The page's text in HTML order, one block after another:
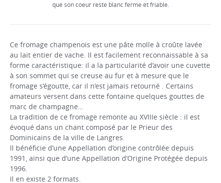
que son coeur reste blanc ferme et friable.
Ce fromage champenois est une pâte molle à croûte lavée
au lait entier de vache. Il est facilement reconnaissable à sa
forme caractéristique: il a la particularité d’avoir une cuvette
à son sommet qui se creuse au fur et à mesure que le
fromage s’égoutte, car il n’est jamais retourné . Certains
amateurs versent dans cette fontaine quelques gouttes de
marc de champagne…
La tradition de ce fromage remonte au XVIIIe siècle : il est
évoqué dans un chant composé par le Prieur des
Dominicains de la ville de Langres.
Il bénéficie d’une Appellation d’origine contrôlée depuis
1991, ainsi que d’une Appellation d’Origine Protégée depuis
1996.
Il en existe 2 formats.